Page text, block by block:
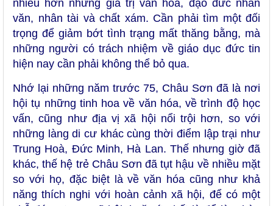
nhiều hơn những giá trị văn hoá, đạo đức nhân
văn, nhân tài và chất xám. Cần phải tìm một đối
trọng để giảm bớt tình trạng mất thăng bằng, mà
những người có trách nhiệm về giáo dục đức tin
hiện nay cần phải không thể bỏ qua.
Nhớ lại những năm trước 75, Châu Sơn đã là nơi
hội tụ những tinh hoa về văn hóa, về trình độ học
vấn, cũng như địa vị xã hội nổi trội hơn, so với
những làng di cư khác cùng thời điểm lập trại như
Trung Hoà, Đức Minh, Hà Lan. Thế nhưng giờ đã
khác, thế hệ trẻ Châu Sơn đã tụt hậu về nhiều mặt
so với họ, đặc biệt là về văn hóa cũng như khả
năng thích nghi với hoàn cảnh xã hội, để có một